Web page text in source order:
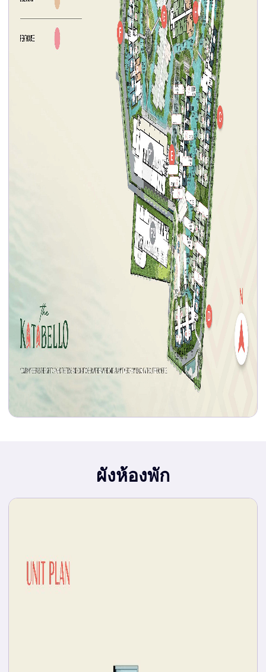
ผังห้องพัก